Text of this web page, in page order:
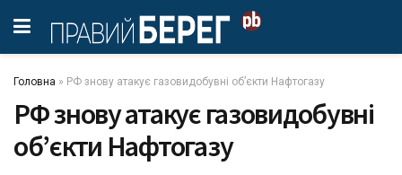
Головна » РФ знову атакує газовидобувні об’єкти Нафтогазу
РФ знову атакує газовидобувні
об’єкти Нафтогазу